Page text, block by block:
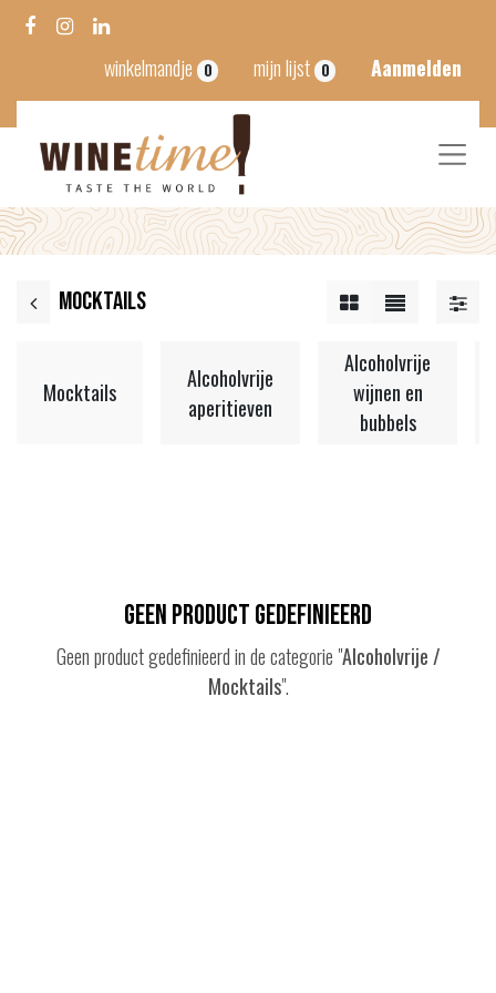
winkelmandje 0 mijn lijst 0 Aanmelden
Mocktails
Mocktails
Alcoholvrije
aperitieven
Alcoholvrije
wijnen en
bubbels
Geen product gedefinieerd
Geen product gedefinieerd in de categorie "Alcoholvrije /
Mocktails".